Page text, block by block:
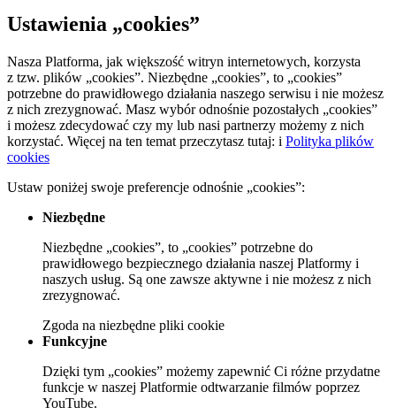
Ustawienia „cookies”
Nasza Platforma, jak większość witryn internetowych, korzysta
z tzw. plików „cookies”. Niezbędne „cookies”, to „cookies”
potrzebne do prawidłowego działania naszego serwisu i nie możesz
z nich zrezygnować. Masz wybór odnośnie pozostałych „cookies”
i możesz zdecydować czy my lub nasi partnerzy możemy z nich
korzystać. Więcej na ten temat przeczytasz tutaj: i Polityka plików
cookies
Ustaw poniżej swoje preferencje odnośnie „cookies”:
Niezbędne
Niezbędne „cookies”, to „cookies” potrzebne do
prawidłowego bezpiecznego działania naszej Platformy i
naszych usług. Są one zawsze aktywne i nie możesz z nich
zrezygnować.
Zgoda na niezbędne pliki cookie
Funkcyjne
Dzięki tym „cookies” możemy zapewnić Ci różne przydatne
funkcje w naszej Platformie odtwarzanie filmów poprzez
YouTube.